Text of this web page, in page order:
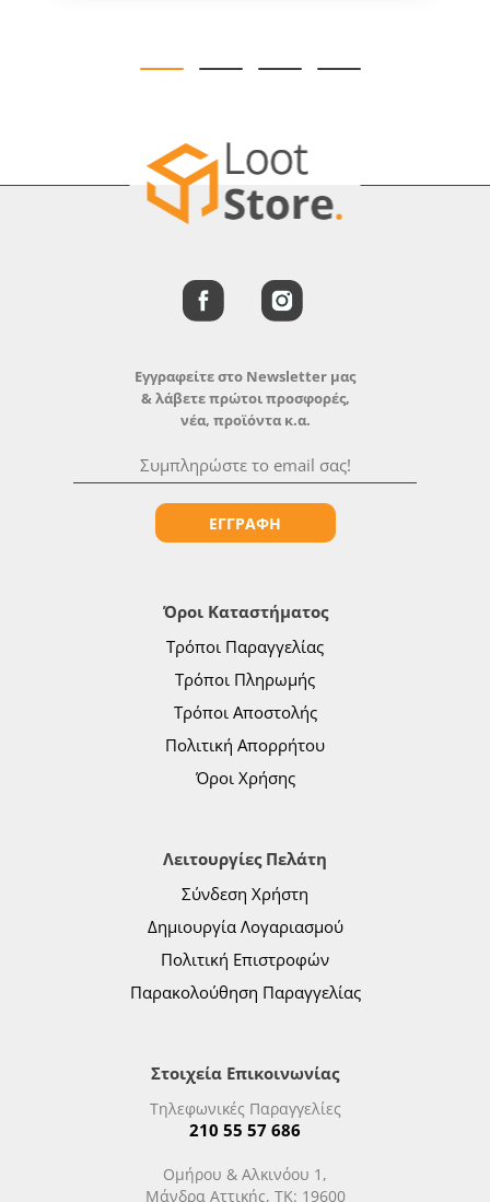
Όροι Καταστήματος
Τρόποι Παραγγελίας
Τρόποι Πληρωμής
Τρόποι Αποστολής
Πολιτική Απορρήτου
Όροι Χρήσης
Λειτουργίες Πελάτη
Σύνδεση Χρήστη
Δημιουργία Λογαριασμού
Πολιτική Επιστροφών
Παρακολούθηση Παραγγελίας
Στοιχεία Επικοινωνίας
Τηλεφωνικές Παραγγελίες
210 55 57 686
Ομήρου & Αλκινόου 1,
Μάνδρα Αττικής, ΤΚ: 19600
Εγγραφείτε στο Newsletter μας
& λάβετε πρώτοι προσφορές,
νέα, προϊόντα κ.α.
ΕΓΓΡΑΦΗ